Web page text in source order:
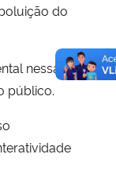
do
nessa
público.